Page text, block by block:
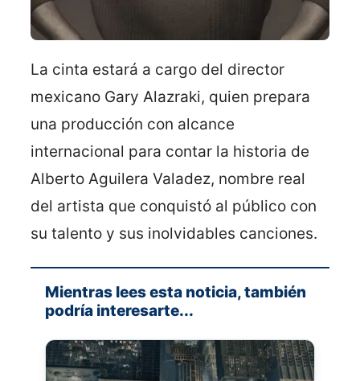
La cinta estará a cargo del director
mexicano Gary Alazraki, quien prepara
una producción con alcance
internacional para contar la historia de
Alberto Aguilera Valadez, nombre real
del artista que conquistó al público con
su talento y sus inolvidables canciones.
Mientras lees esta noticia, también
podría interesarte...